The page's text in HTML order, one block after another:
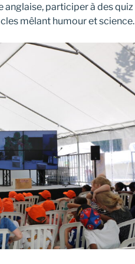
participer à des quiz
mêlant humour et science.